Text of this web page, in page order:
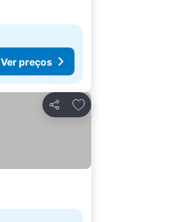
Ver preços
Partilhar
Adicionar aos favoritos